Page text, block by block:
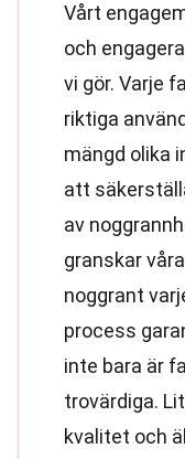
Vårt
och
vi gör. Varje
riktiga
mängd olika
att
av
granskar
noggrant
process
inte bara är
trovärdiga.
kvalitet och